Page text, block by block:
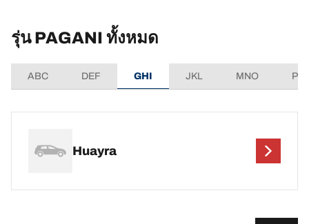
รุ่น PAGANI ทั้งหมด
ABC DEF GHI JKL MNO
Huayra